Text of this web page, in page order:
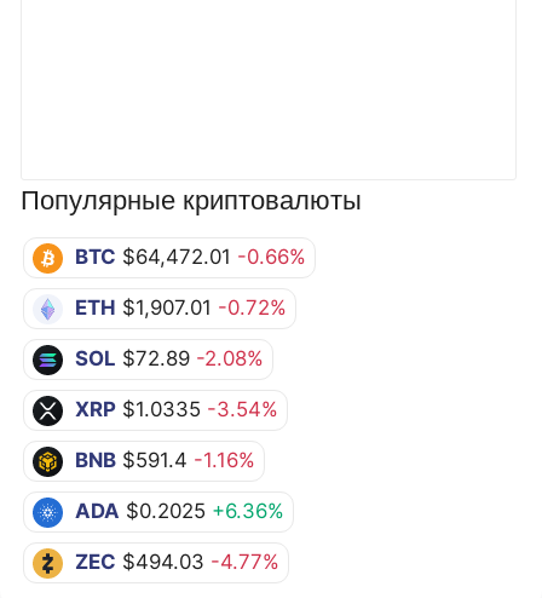
Популярные криптовалюты
BTC $64,472.01 -0.66%
ETH $1,907.01 -0.72%
SOL $72.89 -2.08%
XRP $1.0335 -3.54%
BNB $591.4 -1.16%
ADA $0.2025 +6.36%
ZEC $494.03 -4.77%